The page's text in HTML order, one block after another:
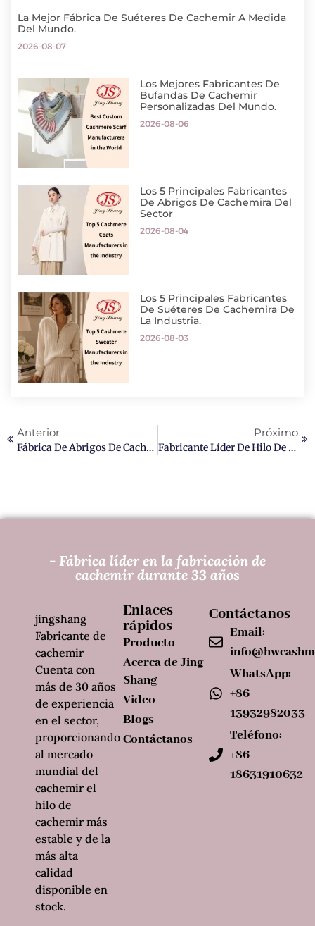
La Mejor Fábrica De Suéteres De Cachemir A Medida
Del Mundo.
2026-08-07
Los Mejores Fabricantes De
Bufandas De Cachemir
Personalizadas Del Mundo.
2026-08-06
Los 5 Principales Fabricantes
De Abrigos De Cachemira Del
Sector
2026-08-04
Los 5 Principales Fabricantes
De Suéteres De Cachemira De
La Industria.
2026-08-03
Anterior
Fábrica De Abrigos De Cachemir A Medida Jingshang
Próximo
Fabricante Líder De Hilo De Cachemira Al Por Mayor
- Fábrica líder en la fabricación de
cachemir durante 33 años
Enlaces
rápidos
Producto
Acerca de Jing
Shang
Video
Blogs
Contáctanos
Contáctanos
Email:
WhatsApp:
+86
13932982033
Teléfono:
+86
18631910632
jingshang
Fabricante de
cachemir
Cuenta con
más de 30 años
de experiencia
en el sector,
proporcionando
al mercado
mundial del
cachemir el
hilo de
cachemir más
estable y de la
más alta
calidad
disponible en
stock.